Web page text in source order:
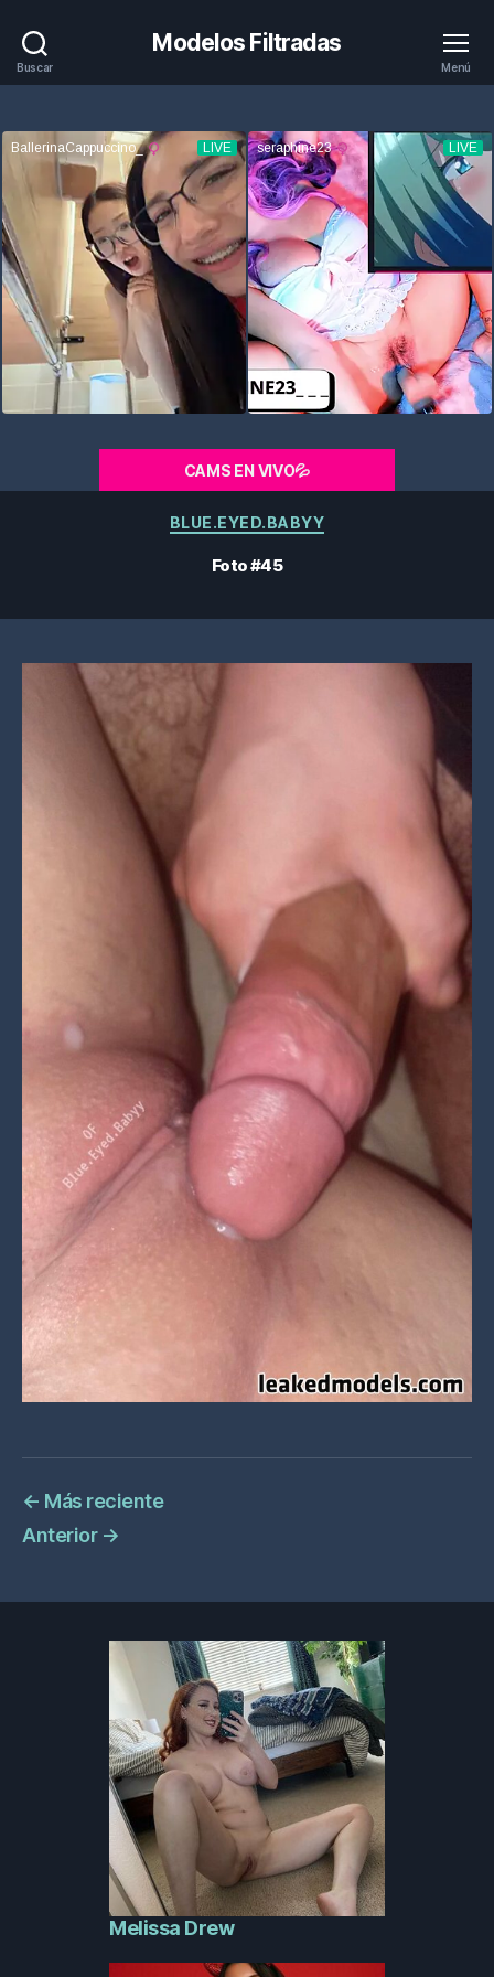
Buscar
Modelos Filtradas
Menú
CAMS EN VIVO💦
Categorías
BLUE.EYED.BABYY
Foto #45
← Más reciente
Anterior →
Melissa Drew